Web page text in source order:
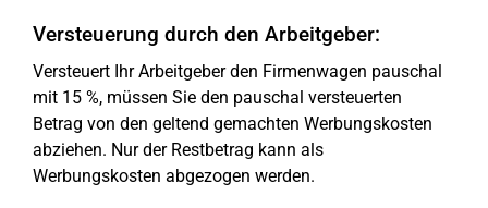
Versteuerung durch den Arbeitgeber:
Versteuert Ihr Arbeitgeber den Firmenwagen pauschal
mit 15 %, müssen Sie den pauschal versteuerten
Betrag von den geltend gemachten Werbungskosten
abziehen. Nur der Restbetrag kann als
Werbungskosten abgezogen werden.